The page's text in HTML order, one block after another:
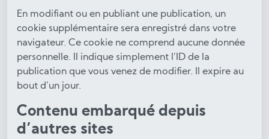
En modifiant ou en publiant une publication, un
cookie supplémentaire sera enregistré dans votre
navigateur. Ce cookie ne comprend aucune donnée
personnelle. Il indique simplement l’ID de la
publication que vous venez de modifier. Il expire au
bout d’un jour.
Contenu embarqué depuis
d’autres sites